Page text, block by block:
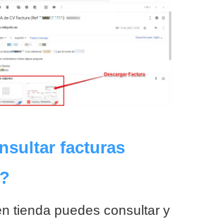
facturas
tienda puedes consultar y